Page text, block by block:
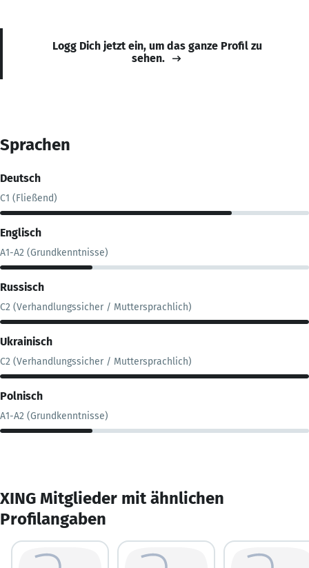
Logg Dich jetzt ein, um das ganze Profil zu
sehen.
Sprachen
Deutsch
C1 (Fließend)
Englisch
A1-A2 (Grundkenntnisse)
Russisch
C2 (Verhandlungssicher / Muttersprachlich)
Ukrainisch
C2 (Verhandlungssicher / Muttersprachlich)
Polnisch
A1-A2 (Grundkenntnisse)
XING Mitglieder mit ähnlichen
Profilangaben